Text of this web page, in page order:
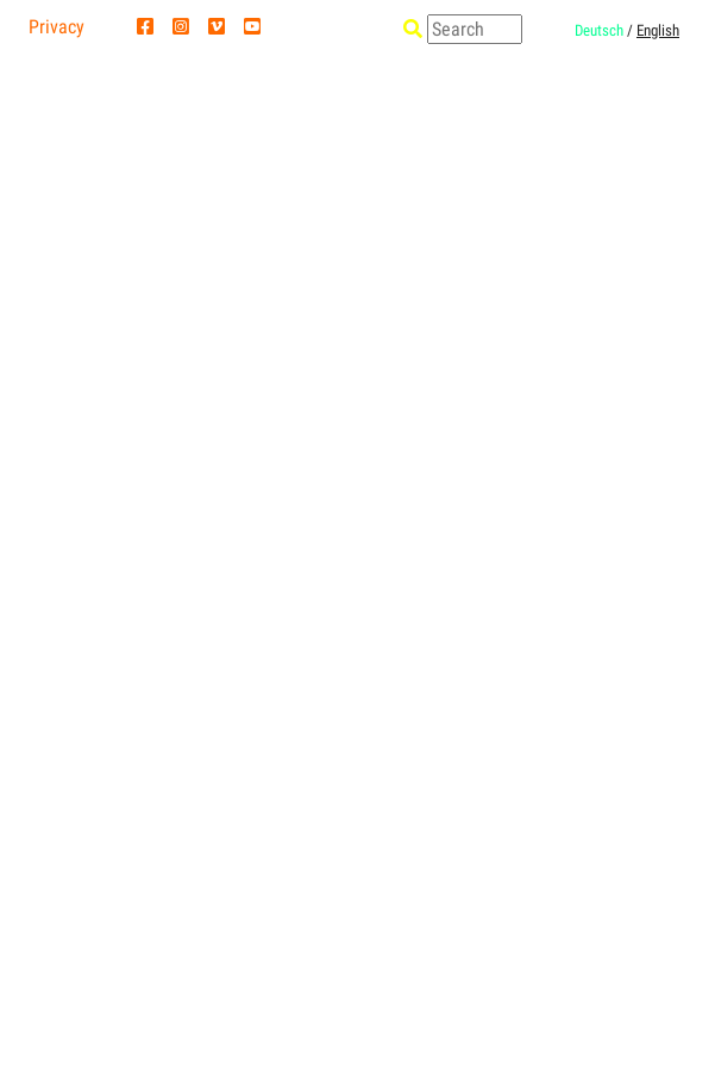
Privacy Deutsch / English